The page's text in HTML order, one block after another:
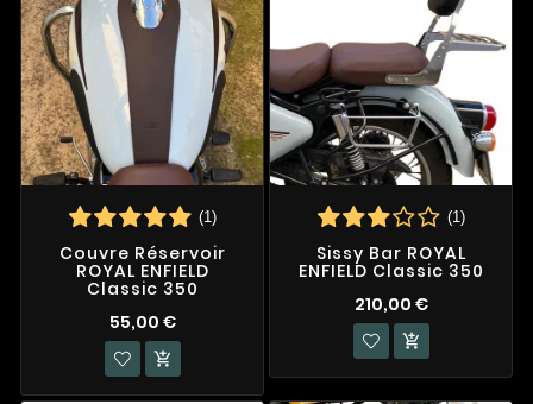
(1)
Couvre Réservoir
ROYAL ENFIELD
Classic 350
55,00 €

(1)
Sissy Bar ROYAL
ENFIELD Classic 350
210,00 €
